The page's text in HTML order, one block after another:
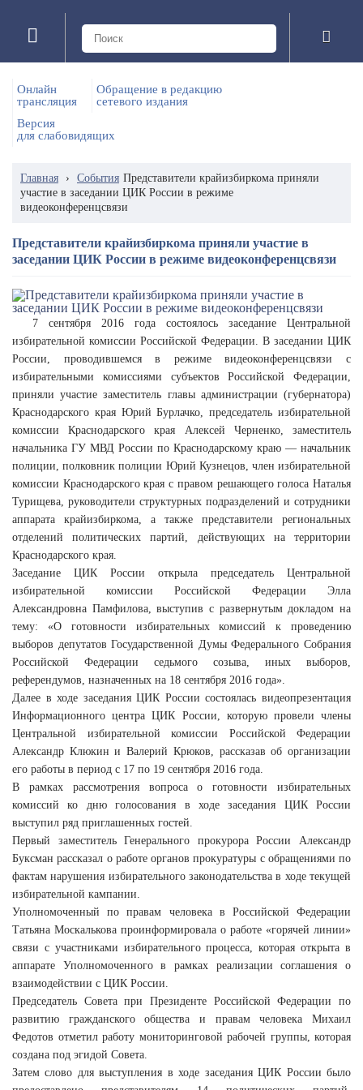
Онлайн
трансляция
Обращение в редакцию
сетевого издания
Версия
для слабовидящих
Главная › События Представители крайизбиркома приняли
участие в заседании ЦИК России в режиме
видеоконференцсвязи
Представители крайизбиркома приняли участие в
заседании ЦИК России в режиме видеоконференцсвязи
7 сентября 2016 года состоялось заседание Центральной
избирательной комиссии Российской Федерации. В заседании ЦИК
России, проводившемся в режиме видеоконференцсвязи с
избирательными комиссиями субъектов Российской Федерации,
приняли участие заместитель главы администрации (губернатора)
Краснодарского края Юрий Бурлачко, председатель избирательной
комиссии Краснодарского края Алексей Черненко, заместитель
начальника ГУ МВД России по Краснодарскому краю — начальник
полиции, полковник полиции Юрий Кузнецов, член избирательной
комиссии Краснодарского края с правом решающего голоса Наталья
Турищева, руководители структурных подразделений и сотрудники
аппарата крайизбиркома, а также представители региональных
отделений политических партий, действующих на территории
Краснодарского края.
Заседание ЦИК России открыла председатель Центральной
избирательной комиссии Российской Федерации Элла
Александровна Памфилова, выступив с развернутым докладом на
тему: «О готовности избирательных комиссий к проведению
выборов депутатов Государственной Думы Федерального Собрания
Российской Федерации седьмого созыва, иных выборов,
референдумов, назначенных на 18 сентября 2016 года».
Далее в ходе заседания ЦИК России состоялась видеопрезентация
Информационного центра ЦИК России, которую провели члены
Центральной избирательной комиссии Российской Федерации
Александр Клюкин и Валерий Крюков, рассказав об организации
его работы в период с 17 по 19 сентября 2016 года.
В рамках рассмотрения вопроса о готовности избирательных
комиссий ко дню голосования в ходе заседания ЦИК России
выступил ряд приглашенных гостей.
Первый заместитель Генерального прокурора России Александр
Буксман рассказал о работе органов прокуратуры с обращениями по
фактам нарушения избирательного законодательства в ходе текущей
избирательной кампании.
Уполномоченный по правам человека в Российской Федерации
Татьяна Москалькова проинформировала о работе «горячей линии»
связи с участниками избирательного процесса, которая открыта в
аппарате Уполномоченного в рамках реализации соглашения о
взаимодействии с ЦИК России.
Председатель Совета при Президенте Российской Федерации по
развитию гражданского общества и правам человека Михаил
Федотов отметил работу мониторинговой рабочей группы, которая
создана под эгидой Совета.
Затем слово для выступления в ходе заседания ЦИК России было